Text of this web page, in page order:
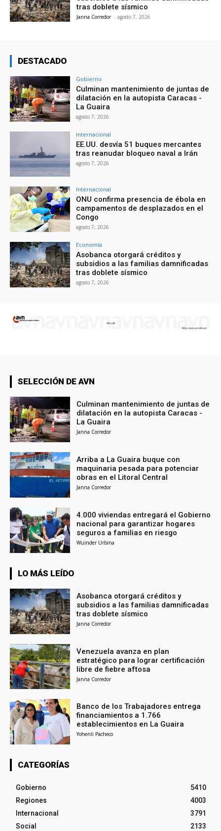
tras doblete sísmico
Janna Corredor - agosto 7, 2026
DESTACADO
Gobierno
Culminan mantenimiento de juntas de
dilatación en la autopista Caracas -
La Guaira
agosto 7, 2026
Internacional
EE.UU. desvía 51 buques mercantes
tras reanudar bloqueo naval a Irán
agosto 7, 2026
Internacional
ONU confirma presencia de ébola en
campamentos de desplazados en el
Congo
agosto 7, 2026
Economía
Asobanca otorgará créditos y
subsidios a las familias damnificadas
tras doblete sísmico
agosto 7, 2026
SELECCIÓN DE AVN
Culminan mantenimiento de juntas de
dilatación en la autopista Caracas -
La Guaira
Janna Corredor
Arriba a La Guaira buque con
maquinaria pesada para potenciar
obras en el Litoral Central
Janna Corredor
4.000 viviendas entregará el Gobierno
nacional para garantizar hogares
seguros a familias en riesgo
Wuinder Urbina
LO MÁS LEÍDO
Asobanca otorgará créditos y
subsidios a las familias damnificadas
tras doblete sísmico
Janna Corredor
Venezuela avanza en plan
estratégico para lograr certificación
libre de fiebre aftosa
Janna Corredor
Banco de los Trabajadores entrega
financiamientos a 1.766
establecimientos en La Guaira
Yohenli Pacheco
CATEGORÍAS
Gobierno
5410
Regiones
4003
Internacional
3791
Social
2133